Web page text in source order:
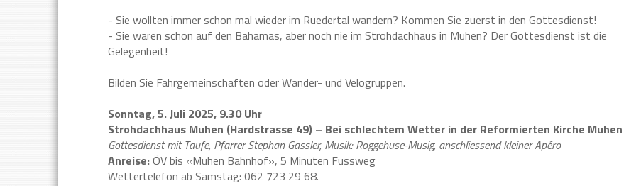
- Sie wollten immer schon mal wieder im Ruedertal wandern? Kommen Sie zuerst in den Gottesdienst!
- Sie waren schon auf den Bahamas, aber noch nie im Strohdachhaus in Muhen? Der Gottesdienst ist die
Gelegenheit!
Bilden Sie Fahrgemeinschaften oder Wander- und Velogruppen.
Sonntag, 5. Juli 2025, 9.30 Uhr
Strohdachhaus Muhen (Hardstrasse 49) – Bei schlechtem Wetter in der Reformierten Kirche Muhen
Gottesdienst mit Taufe, Pfarrer Stephan Gassler, Musik: Roggehuse-Musig, anschliessend kleiner Apéro
Anreise:ÖV bis «Muhen Bahnhof», 5 Minuten Fussweg
Wettertelefon ab Samstag: 062 723 29 68.